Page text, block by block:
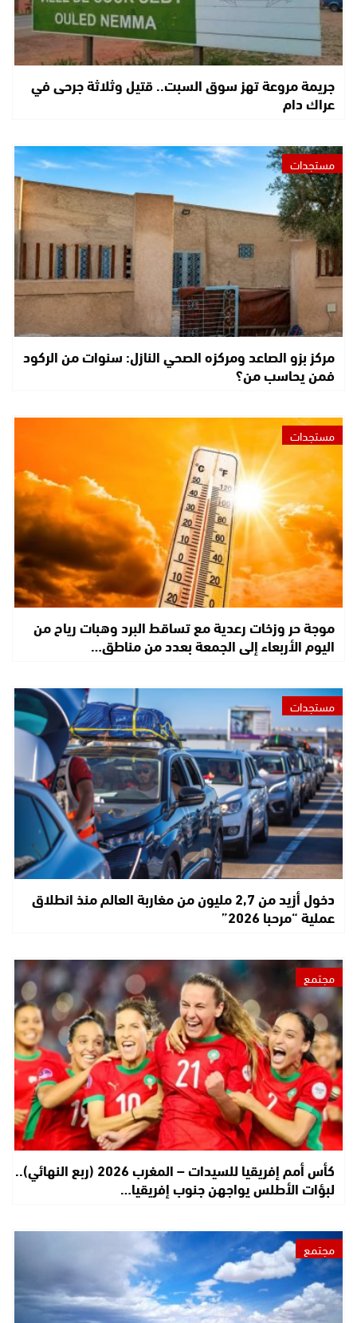
جريمة مروعة تهز سوق السبت.. قتيل وثلاثة جرحى في
عراك دام
مستجدات
مركز بزو الصاعد ومركزه الصحي النازل: سنوات من الركود
فمن يحاسب من؟
مستجدات
موجة حر وزخات رعدية مع تساقط البرد وهبات رياح من
اليوم الأربعاء إلى الجمعة بعدد من مناطق…
مستجدات
دخول أزيد من 2,7 مليون من مغاربة العالم منذ انطلاق
عملية “مرحبا 2026”
مجتمع
كأس أمم إفريقيا للسيدات – المغرب 2026 (ربع النهائي)..
لبؤات الأطلس يواجهن جنوب إفريقيا…
مجتمع